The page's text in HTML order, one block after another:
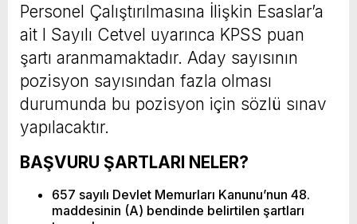
Personel Çalıştırılmasına İlişkin Esaslar’a
ait I Sayılı Cetvel uyarınca KPSS puan
şartı aranmamaktadır. Aday sayısının
pozisyon sayısından fazla olması
durumunda bu pozisyon için sözlü sınav
yapılacaktır.
BAŞVURU ŞARTLARI NELER?
657 sayılı Devlet Memurları Kanunu’nun 48.
maddesinin (A) bendinde belirtilen şartları